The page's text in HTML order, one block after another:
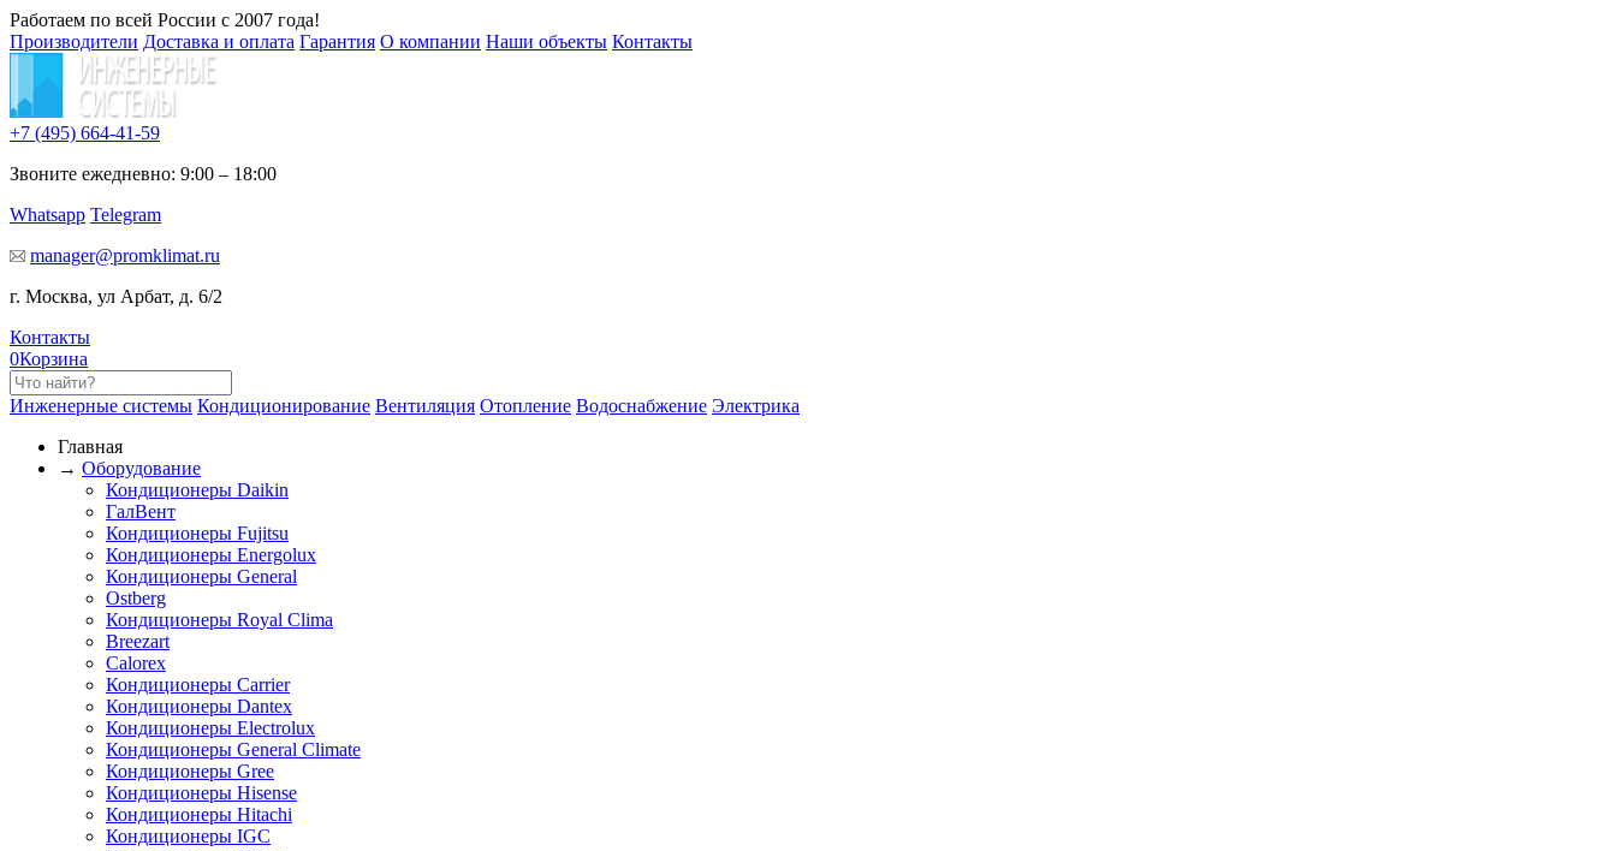
Работаем по всей России с 2007 года!
Производители Доставка и оплата Гарантия О компании Наши объекты Контакты
+7 (495) 664-41-59
Звоните ежедневно: 9:00 – 18:00
Whatsapp Telegram
manager@promklimat.ru
г. Москва, ул Арбат, д. 6/2
Контакты
0Корзина
Инженерные системы Кондиционирование Вентиляция Отопление Водоснабжение Электрика
Главная
→ Оборудование
Кондиционеры Daikin
ГалВент
Кондиционеры Fujitsu
Кондиционеры Energolux
Кондиционеры General
Ostberg
Кондиционеры Royal Clima
Breezart
Calorex
Кондиционеры Carrier
Кондиционеры Dantex
Кондиционеры Electrolux
Кондиционеры General Climate
Кондиционеры Gree
Кондиционеры Hisense
Кондиционеры Hitachi
Кондиционеры IGC